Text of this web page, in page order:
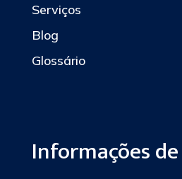
Serviços
Blog
Glossário
Informações